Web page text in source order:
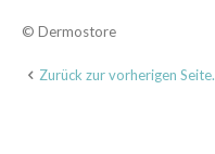
© Dermostore
Zurück zur vorherigen Seite.